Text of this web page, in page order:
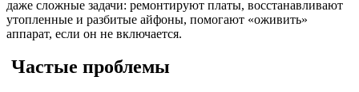
даже сложные задачи: ремонтируют платы, восстанавливают
утопленные и разбитые айфоны, помогают «оживить»
аппарат, если он не включается.
Частые проблемы